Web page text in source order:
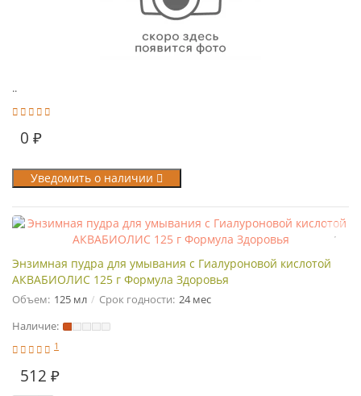
..
0 ₽
Уведомить о наличии
Энзимная пудра для умывания с Гиалуроновой кислотой
АКВАБИОЛИС 125 г Формула Здоровья
Объем: 125 мл Срок годности: 24 мес
Наличие:
1
512 ₽